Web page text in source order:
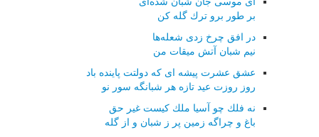
بر طور برو ترك گله كن
در افق چرخ زدی شعله‌ها
نیم شبان آتش میقات من
عشق عشرت پیشه ای كه دولتت پاینده باد
روز روزت عید تازه هر شبانگه سور نو
نه فلك چو آسیا ملك كیست غیر حق
باغ و چراگه زمین پر ز شبان و از گله